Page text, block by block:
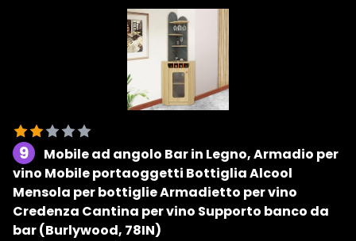
9
Mobile ad angolo Bar in Legno, Armadio per
vino Mobile portaoggetti Bottiglia Alcool
Mensola per bottiglie Armadietto per vino
Credenza Cantina per vino Supporto banco da
bar (Burlywood, 78IN)